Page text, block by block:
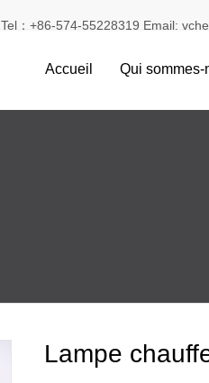
Tel：+86-574-55228319 Email:
Accueil Qui sommes-
Lampe